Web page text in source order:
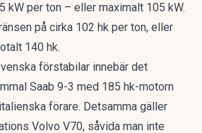
kW per ton – eller maximalt 105 kW.
på cirka 102 hk per ton, eller
140 hk.
förstabilar innebär det
Saab 9-3 med 185 hk-motorn
förare. Detsamma gäller
Volvo V70, såvida man inte